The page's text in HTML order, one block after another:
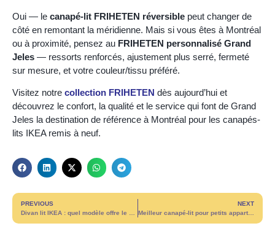
Oui — le canapé-lit FRIHETEN réversible peut changer de
côté en remontant la méridienne. Mais si vous êtes à Montréal
ou à proximité, pensez au FRIHETEN personnalisé Grand
Jeles — ressorts renforcés, ajustement plus serré, fermeté
sur mesure, et votre couleur/tissu préféré.
Visitez notre collection FRIHETEN dès aujourd’hui et
découvrez le confort, la qualité et le service qui font de Grand
Jeles la destination de référence à Montréal pour les canapés-
lits IKEA remis à neuf.
PREVIOUS
NEXT
Meilleur canapé-lit pour petits appartements à Montréal : Guide 2026